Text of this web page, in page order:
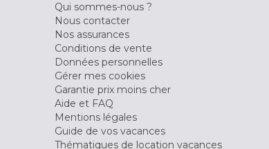
Qui sommes-nous ?
Nous contacter
Nos assurances
Conditions de vente
Données personnelles
Gérer mes cookies
Garantie prix moins cher
Aide et FAQ
Mentions légales
Guide de vos vacances
Thématiques de location vacances